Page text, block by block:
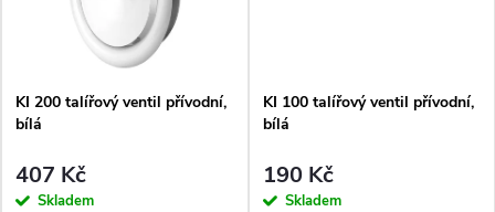
ů
KI 200 talířový ventil přívodní,
bílá
407 Kč
Skladem
KI 100 talířový ventil přívodní,
bílá
190 Kč
Skladem